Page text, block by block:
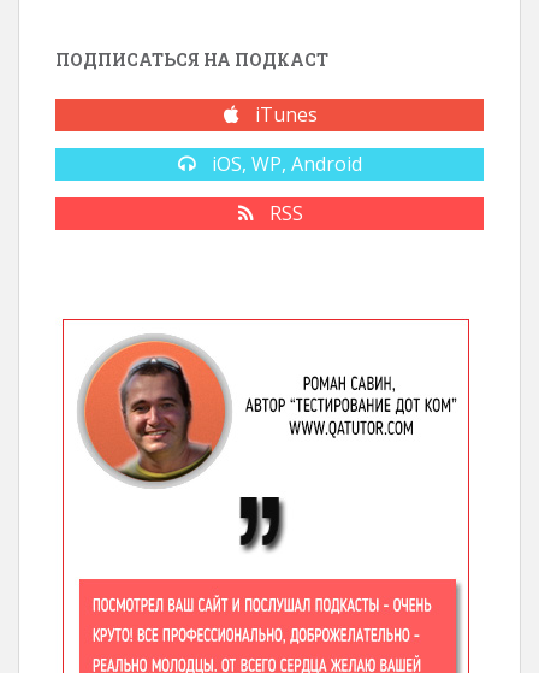
ПОДПИСАТЬСЯ НА ПОДКАСТ
iTunes
iOS, WP, Android
RSS